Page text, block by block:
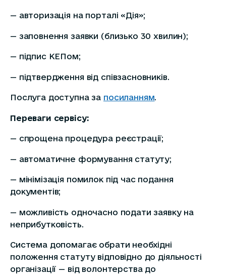
— авторизація на порталі «Дія»;
— заповнення заявки (близько 30 хвилин);
— підпис КЕПом;
— підтвердження від співзасновників.
Послуга доступна за посиланням.
Переваги сервісу:
— спрощена процедура реєстрації;
— автоматичне формування статуту;
— мінімізація помилок під час подання
документів;
— можливість одночасно подати заявку на
неприбутковість.
Система допомагає обрати необхідні
положення статуту відповідно до діяльності
організації — від волонтерства до